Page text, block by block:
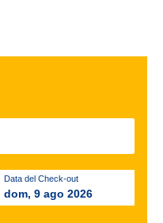
Data del Check-out
dom, 9 ago 2026